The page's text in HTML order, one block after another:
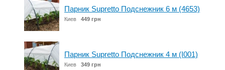
Парник Supretto Подснежник 6 м (4653)
Киев 449 грн
Парник Supretto Подснежник 4 м (I001)
Киев 349 грн